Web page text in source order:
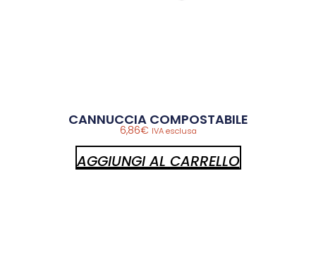
CANNUCCIA COMPOSTABILE
6,86€ IVA esclusa
AGGIUNGI AL CARRELLO